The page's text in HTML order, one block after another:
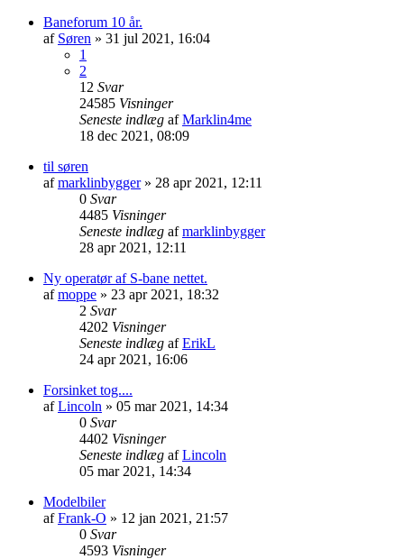
Baneforum 10 år.
af Søren » 31 jul 2021, 16:04
1
2
12 Svar
24585 Visninger
Seneste indlæg afMarklin4me
18 dec 2021, 08:09
til søren
afmarklinbygger» 28 apr 2021, 12:11
0 Svar
4485 Visninger
Seneste indlæg afmarklinbygger
28 apr 2021, 12:11
Ny operatør af S-bane nettet.
afmoppe » 23 apr 2021, 18:32
2 Svar
4202 Visninger
Seneste indlæg afErikL
24 apr 2021, 16:06
Forsinket tog....
afLincoln » 05 mar 2021, 14:34
0 Svar
4402 Visninger
Seneste indlæg afLincoln
05 mar 2021, 14:34
Modelbiler
afFrank-O » 12 jan 2021, 21:57
0 Svar
4593 Visninger